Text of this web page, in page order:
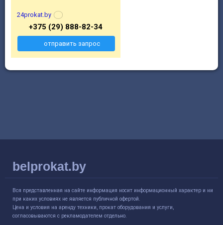
24prokat.by
+375 (29) 888-82-34
отправить запрос
belprokat.by
Вся представленная на сайте информация носит информационный характер и ни
при каких условиях не является публичной офертой.
Цена и условия на аренду техники, прокат оборудования и услуги,
согласовываются с рекламодателем отдельно.